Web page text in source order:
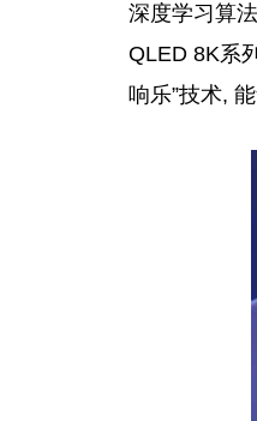
深度学习 算
QLED 8K系
响乐”技术,